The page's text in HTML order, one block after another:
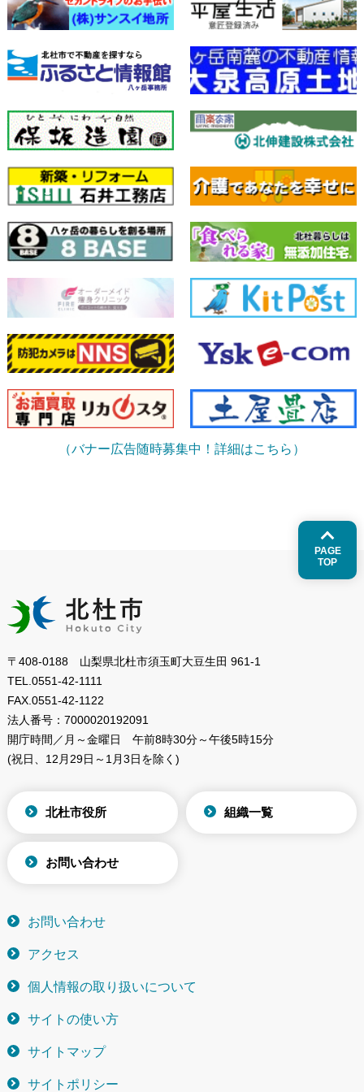
（バナー広告随時募集中！詳細はこちら）
PAGE
TOP
〒408-0188 山梨県北杜市須玉町大豆生田 961-1
TEL. 0551-42-1111
FAX. 0551-42-1122
法人番号： 7000020192091
開庁時間／月～金曜日
午前8時30分～午後5時15分
(祝日、12月29日～1月3日を除く)
北杜市役所 組織一覧
お問い合わせ
お問い合わせ
アクセス
個人情報の取り扱いについて
サイトの使い方
サイトマップ
サイトポリシー